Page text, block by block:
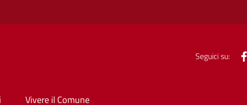
Seguici su:
Vivere il Comune